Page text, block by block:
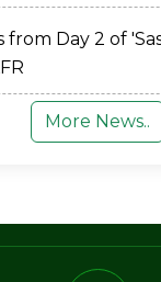
Day 2 of
More News..